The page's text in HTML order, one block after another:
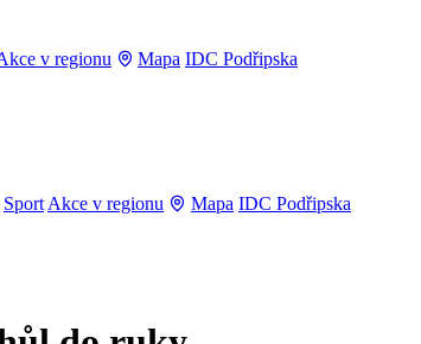
v regionu Mapa IDC Podřipska
Sport Akce v regionu Mapa IDC Podřipska